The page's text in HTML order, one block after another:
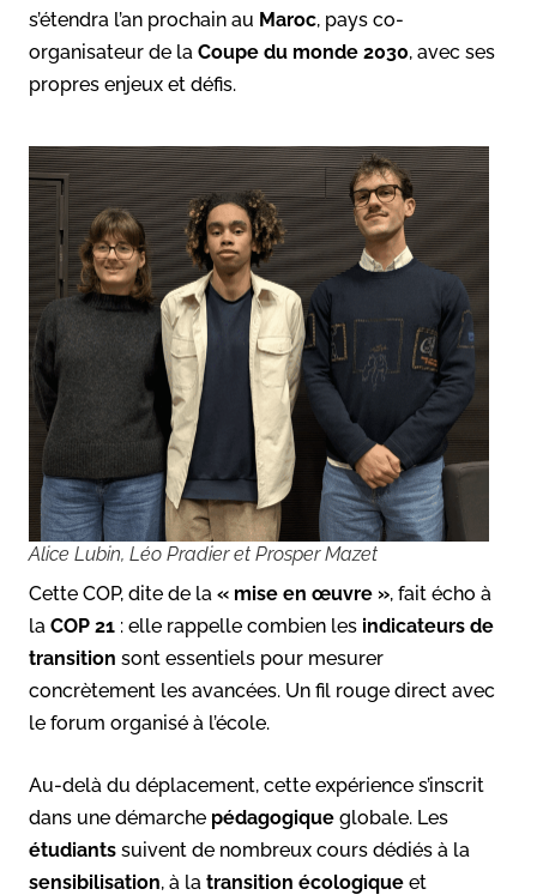
s’étendra l’an prochain au Maroc, pays co-
organisateur de la Coupe du monde 2030, avec ses
propres enjeux et défis.
Alice Lubin, Léo Pradier et Prosper Mazet
Cette COP, dite de la « mise en œuvre », fait écho à
la COP 21 : elle rappelle combien les indicateurs de
transition sont essentiels pour mesurer
concrètement les avancées. Un fil rouge direct avec
le forum organisé à l’école.
Au-delà du déplacement, cette expérience s’inscrit
dans une démarche pédagogique globale. Les
étudiants suivent de nombreux cours dédiés à la
sensibilisation, à la transition écologique et